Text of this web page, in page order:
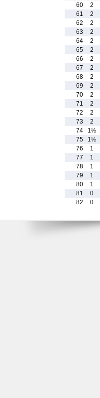
60
2
61
2
62
2
63
2
64
2
65
2
66
2
67
2
68
2
69
2
70
2
71
2
72
2
73
2
74
1½
75
1½
76
1
77
1
78
1
79
1
80
1
81
0
82
0